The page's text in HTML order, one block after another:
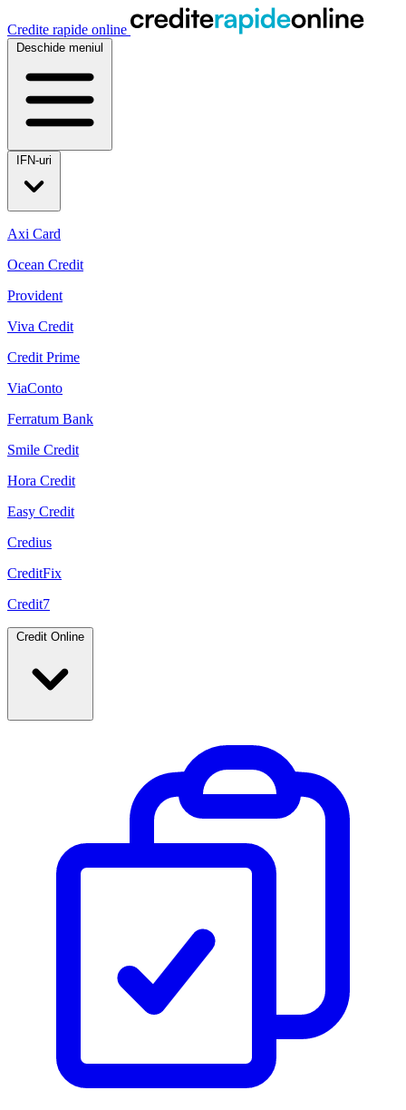
Credite rapide online
Deschide meniul
IFN-uri
Axi Card
Ocean Credit
Provident
Viva Credit
Credit Prime
ViaConto
Ferratum Bank
Smile Credit
Hora Credit
Easy Credit
Credius
CreditFix
Credit7
Credit Online